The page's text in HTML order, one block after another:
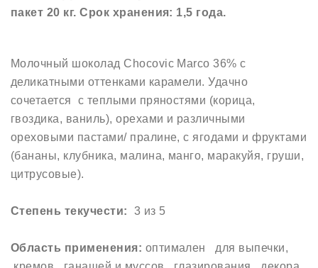
пакет 20 кг. Срок хранения: 1,5 года.
Молочный шоколад Chocovic Marco 36% с
деликатными оттенками карамели. Удачно
сочетается с теплыми пряностями (корица,
гвоздика, ваниль), орехами и различными
ореховыми пастами/ пралине, с ягодами и фруктами
(бананы, клубника, малина, манго, маракуйя, груши,
цитрусовые).
Степень текучести: 3 из 5
Область применения: оптимален для выпечки,